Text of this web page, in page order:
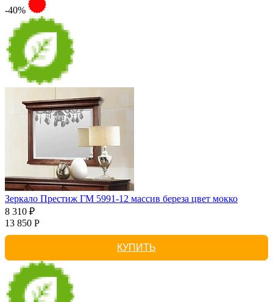
-40%
Зеркало Престиж ГМ 5991-12 массив береза цвет мокко
8 310 ₽
13 850 Р
КУПИТЬ